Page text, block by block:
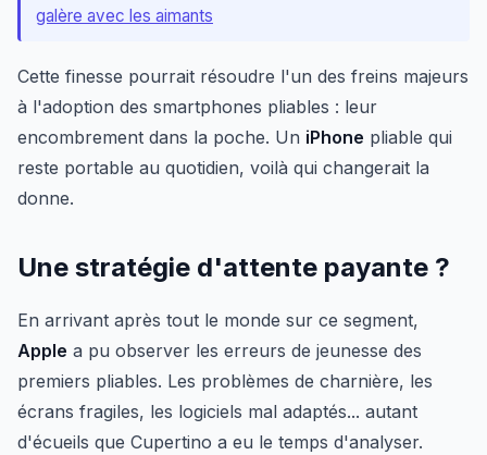
galère avec les aimants
Cette finesse pourrait résoudre l'un des freins majeurs
à l'adoption des smartphones pliables : leur
encombrement dans la poche. Un iPhone pliable qui
reste portable au quotidien, voilà qui changerait la
donne.
Une stratégie d'attente payante ?
En arrivant après tout le monde sur ce segment,
Apple a pu observer les erreurs de jeunesse des
premiers pliables. Les problèmes de charnière, les
écrans fragiles, les logiciels mal adaptés... autant
d'écueils que Cupertino a eu le temps d'analyser.